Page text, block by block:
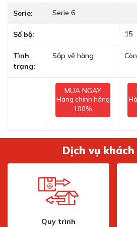
Serie: Serie 6
Số bộ: 15
Tình
trạng:
Sắp về hàng
MUA NGAY
Hàng chính hãng
100%
Dịch vụ
Quy trình